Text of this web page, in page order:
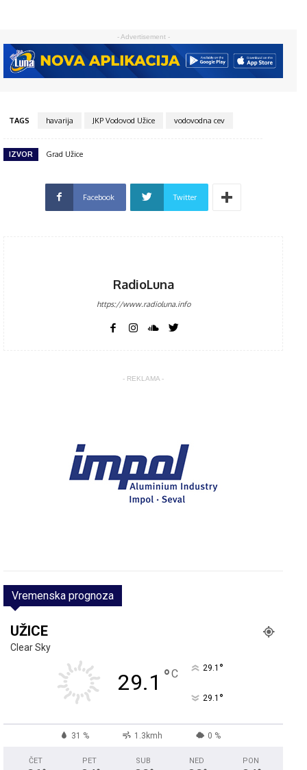
- Advertisement -
TAGS havarija JKP Vodovod Užice vodovodna cev
IZVOR Grad Užice
Facebook Twitter
RadioLuna
https://www.radioluna.info
- REKLAMA -
Vremenska prognoza
UŽICE
Clear Sky
29.1 °C 29.1 °
29.1 °
31 % 1.3kmh 0 %
ČET PET SUB NED PON